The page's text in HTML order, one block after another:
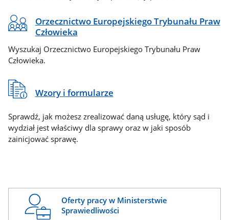
Orzecznictwo Europejskiego Trybunału Praw
Człowieka
Wyszukaj Orzecznictwo Europejskiego Trybunału Praw
Człowieka.
Wzory i formularze
Sprawdź, jak możesz zrealizować daną usługę, który sąd i
wydział jest właściwy dla sprawy oraz w jaki sposób
zainicjować sprawę.
Oferty pracy w Ministerstwie
Sprawiedliwości